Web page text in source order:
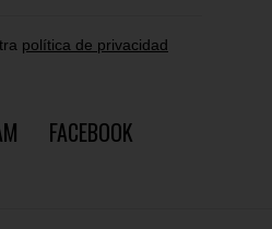
política de privacidad
FACEBOOK